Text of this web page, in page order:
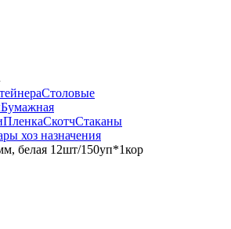
Столовые
Бумажная
ПленкаСкотчСтаканы
хоз назначения
белая 12шт/150уп*1кор